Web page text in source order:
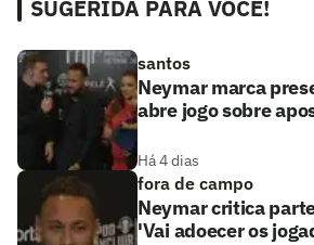
SUGERIDA PARA VOCÊ!
santos
Neymar marca
abre jogo sobre
Há 4 dias
fora de campo
Neymar critica
'Vai adoecer os